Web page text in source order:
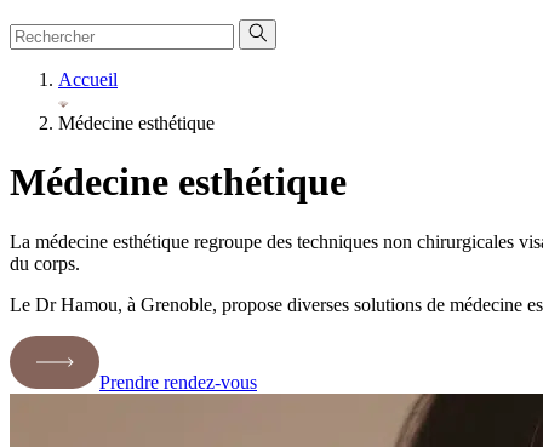
Accueil
Médecine esthétique
Médecine esthétique
La médecine esthétique regroupe des techniques non chirurgicales
du corps.
Le Dr Hamou, à Grenoble, propose diverses solutions de médecine
Prendre rendez-vous